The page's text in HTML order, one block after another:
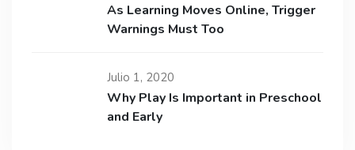
As Learning Moves Online, Trigger
Warnings Must Too
Julio 1, 2020
Why Play Is Important in Preschool
and Early